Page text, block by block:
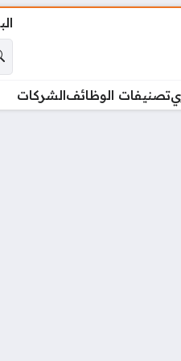
تصنيفات الوظائفالشركات